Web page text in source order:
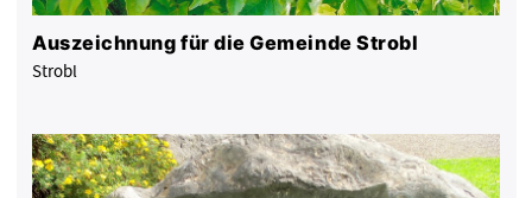
Auszeichnung für die Gemeinde Strobl
Strobl